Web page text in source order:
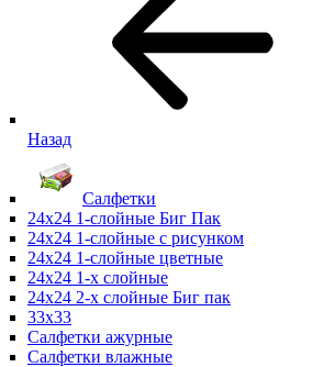
Назад
Салфетки
24х24 1-слойные Биг Пак
24х24 1-слойные с рисунком
24х24 1-слойные цветные
24х24 1-х слойные
24х24 2-х слойные Биг пак
33х33
Салфетки ажурные
Салфетки влажные